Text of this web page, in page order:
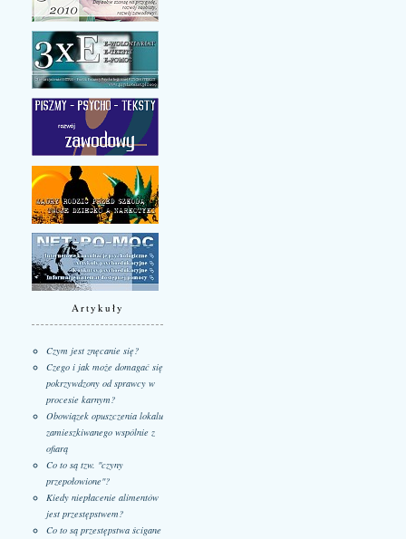
Artykuły
Czym jest znęcanie się?
Czego i jak może domagać się
pokrzywdzony od sprawcy w
procesie karnym?
Obowiązek opuszczenia lokalu
zamieszkiwanego wspólnie z
ofiarą
Co to są tzw. "czyny
przepołowione"?
Kiedy niepłacenie alimentów
jest przestępstwem?
Co to są przestępstwa ścigane